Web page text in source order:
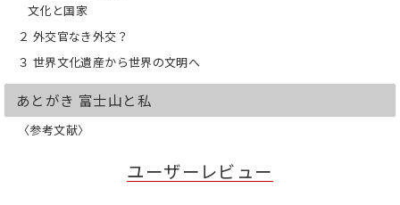
文化と国家
２ 外交官なき外交？
３ 世界文化遺産から世界の文明へ
あとがき 富士山と私
〈参考文献〉
ユーザーレビュー